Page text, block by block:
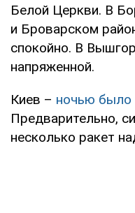
Белой Церкви. В
и Броварском
спокойно. В
напряженной.
Киев – ночью было
Предварительно,
несколько ракет